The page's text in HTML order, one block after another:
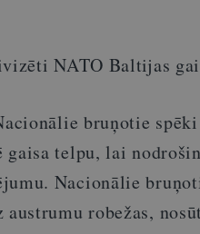
NATO Baltijas
bruņotie spēki
gaisa telpu, lai
Nacionālie
austrumu robežas,